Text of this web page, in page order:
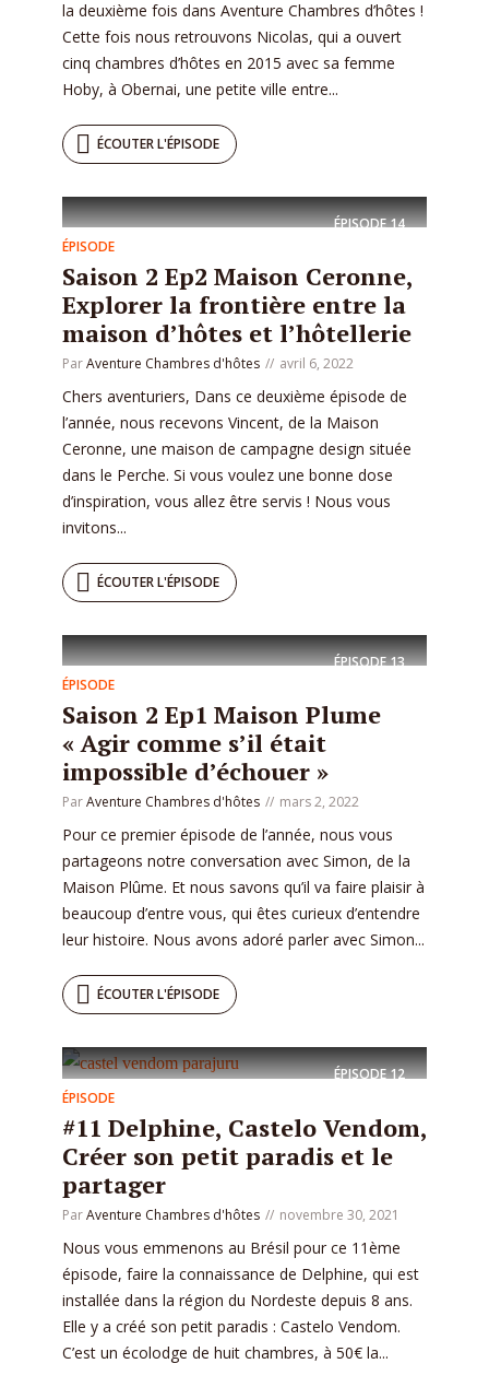
la deuxième fois dans Aventure Chambres d’hôtes !
Cette fois nous retrouvons Nicolas, qui a ouvert
cinq chambres d’hôtes en 2015 avec sa femme
Hoby, à Obernai, une petite ville entre...
ÉCOUTER L'ÉPISODE
ÉPISODE14
ÉPISODE
Saison 2 Ep2 Maison Ceronne,
Explorer la frontière entre la
maison d’hôtes et l’hôtellerie
ParAventure Chambres d'hôtes avril 6, 2022
Chers aventuriers, Dans ce deuxième épisode de
l’année, nous recevons Vincent, de la Maison
Ceronne, une maison de campagne design située
dans le Perche. Si vous voulez une bonne dose
d’inspiration, vous allez être servis ! Nous vous
invitons...
ÉCOUTER L'ÉPISODE
ÉPISODE13
ÉPISODE
Saison 2 Ep1 Maison Plume
« Agir comme s’il était
impossible d’échouer »
ParAventure Chambres d'hôtes mars 2, 2022
Pour ce premier épisode de l’année, nous vous
partageons notre conversation avec Simon, de la
Maison Plûme. Et nous savons qu’il va faire plaisir à
beaucoup d’entre vous, qui êtes curieux d’entendre
leur histoire. Nous avons adoré parler avec Simon...
ÉCOUTER L'ÉPISODE
ÉPISODE12
ÉPISODE
#11 Delphine, Castelo Vendom,
Créer son petit paradis et le
partager
ParAventure Chambres d'hôtes novembre 30, 2021
Nous vous emmenons au Brésil pour ce 11ème
épisode, faire la connaissance de Delphine, qui est
installée dans la région du Nordeste depuis 8 ans.
Elle y a créé son petit paradis : Castelo Vendom.
C’est un écolodge de huit chambres, à 50€ la...